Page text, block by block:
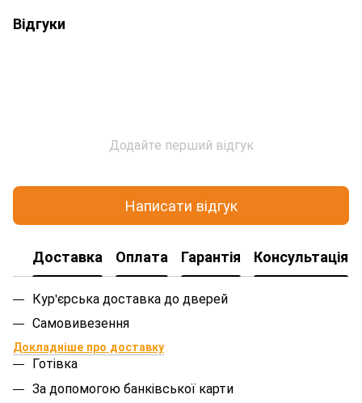
Відгуки
Додайте перший відгук
Написати відгук
Доставка Оплата Гарантія Консультація
Кур'єрська доставка до дверей
Самовивезення
Докладніше про доставку
Готівка
За допомогою банківської карти